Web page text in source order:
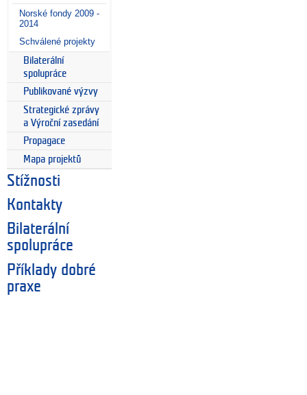
Norské fondy 2009 -
2014
Schválené projekty
Bilaterální
spolupráce
Publikované výzvy
Strategické zprávy
a Výroční zasedání
Propagace
Mapa projektů
Stížnosti
Kontakty
Bilaterální
spolupráce
Příklady dobré
praxe